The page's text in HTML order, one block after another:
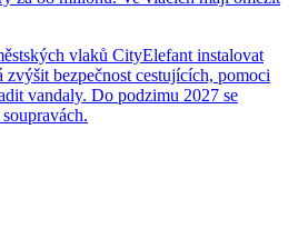
vlaků CityElefant instalovat
bezpečnost cestujících, pomoci
vandaly. Do podzimu 2027 se